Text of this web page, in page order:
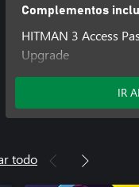
Complementos
HITMAN 3 Access
Upgrade
HITMAN 3 Access
HITMAN 3 Access
First Season
HITMAN 3 -
IR
todo